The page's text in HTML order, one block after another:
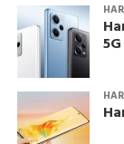
5G